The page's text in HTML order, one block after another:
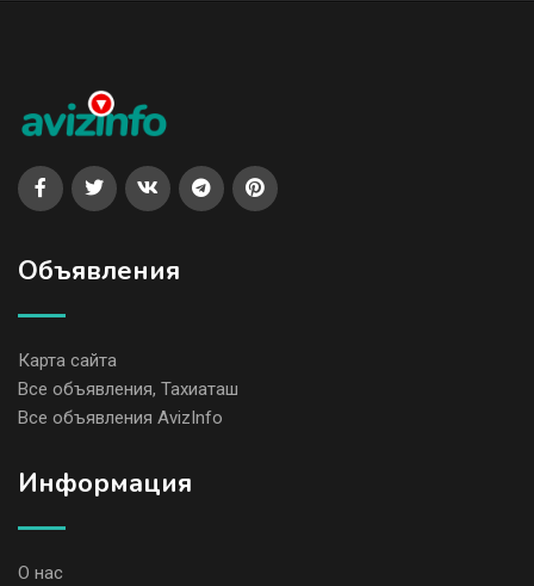
Объявления
Карта сайта
Все объявления, Тахиаташ
Все объявления AvizInfo
Информация
О нас